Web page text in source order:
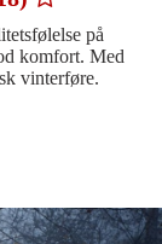
på
komfort. Med
vinterføre.